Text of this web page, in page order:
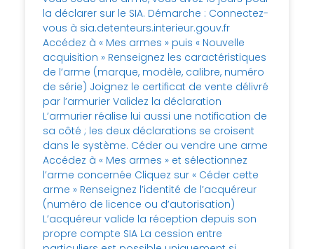
la déclarer sur le SIA. Démarche : Connectez-
vous à sia.detenteurs.interieur.gouv.fr
Accédez à « Mes armes » puis « Nouvelle
acquisition » Renseignez les caractéristiques
de l’arme (marque, modèle, calibre, numéro
de série) Joignez le certificat de vente délivré
par l’armurier Validez la déclaration
L’armurier réalise lui aussi une notification de
sa côté ; les deux déclarations se croisent
dans le système. Céder ou vendre une arme
Accédez à « Mes armes » et sélectionnez
l’arme concernée Cliquez sur « Céder cette
arme » Renseignez l’identité de l’acquéreur
(numéro de licence ou d’autorisation)
L’acquéreur valide la réception depuis son
propre compte SIA La cession entre